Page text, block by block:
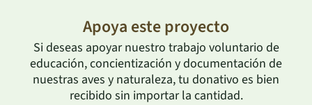
Apoya este proyecto
Si deseas apoyar nuestro trabajo voluntario de
educación, concientización y documentación de
nuestras aves y naturaleza, tu donativo es bien
recibido sin importar la cantidad.